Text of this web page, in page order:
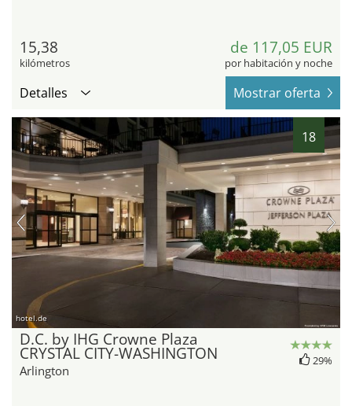
15,38
kilómetros
de 117,05 EUR
por habitación y noche
Detalles Mostrar oferta
18
hotel.de
D.C. by IHG Crowne Plaza
CRYSTAL CITY-WASHINGTON
Arlington
29%